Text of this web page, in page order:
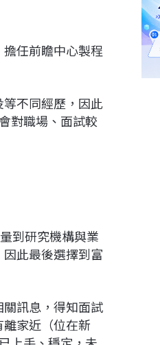
任前瞻中心製程
不同經歷，因此
對職場、面試較
到研究機構與業
此最後選擇到富
訊息，得知面試
家近（位在新